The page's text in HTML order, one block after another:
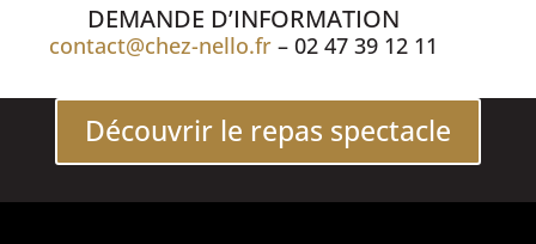
DEMANDE D’INFORMATION
contact@chez-nello.fr – 02 47 39 12 11
Découvrir le repas spectacle